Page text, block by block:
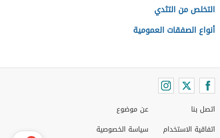
التخلص من التثدي
أنواع الصفقات العمومية
اتصل بنا
اتفاقية الاستخدام
عن موضوع
سياسة الخصوصية